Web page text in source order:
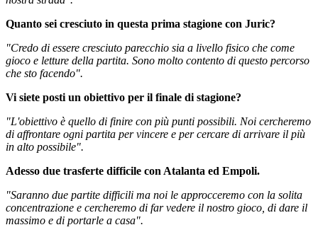
Quanto sei cresciuto in questa prima stagione con Juric?
"Credo di essere cresciuto parecchio sia a livello fisico che come
gioco e letture della partita. Sono molto contento di questo percorso
che sto facendo".
Vi siete posti un obiettivo per il finale di stagione?
"L'obiettivo è quello di finire con più punti possibili. Noi cercheremo
di affrontare ogni partita per vincere e per cercare di arrivare il più
in alto possibile".
Adesso due trasferte difficile con Atalanta ed Empoli.
"Saranno due partite difficili ma noi le approcceremo con la solita
concentrazione e cercheremo di far vedere il nostro gioco, di dare il
massimo e di portarle a casa".